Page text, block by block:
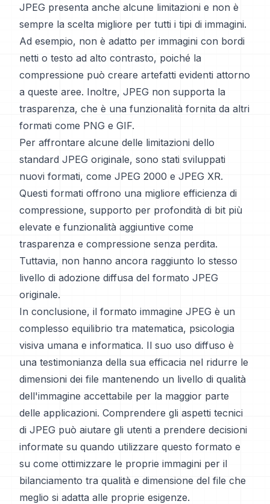
JPEG presenta anche alcune limitazioni e non è
sempre la scelta migliore per tutti i tipi di immagini.
Ad esempio, non è adatto per immagini con bordi
netti o testo ad alto contrasto, poiché la
compressione può creare artefatti evidenti attorno
a queste aree. Inoltre, JPEG non supporta la
trasparenza, che è una funzionalità fornita da altri
formati come PNG e GIF.
Per affrontare alcune delle limitazioni dello
standard JPEG originale, sono stati sviluppati
nuovi formati, come JPEG 2000 e JPEG XR.
Questi formati offrono una migliore efficienza di
compressione, supporto per profondità di bit più
elevate e funzionalità aggiuntive come
trasparenza e compressione senza perdita.
Tuttavia, non hanno ancora raggiunto lo stesso
livello di adozione diffusa del formato JPEG
originale.
In conclusione, il formato immagine JPEG è un
complesso equilibrio tra matematica, psicologia
visiva umana e informatica. Il suo uso diffuso è
una testimonianza della sua efficacia nel ridurre le
dimensioni dei file mantenendo un livello di qualità
dell'immagine accettabile per la maggior parte
delle applicazioni. Comprendere gli aspetti tecnici
di JPEG può aiutare gli utenti a prendere decisioni
informate su quando utilizzare questo formato e
su come ottimizzare le proprie immagini per il
bilanciamento tra qualità e dimensione del file che
meglio si adatta alle proprie esigenze.